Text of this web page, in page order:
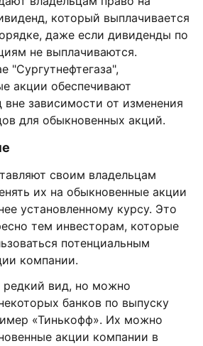
который выплачивается
даже если дивиденды по
не выплачиваются.
"Сургутнефтегаза",
акции обеспечивают
зависимости от изменения
для обыкновенных акций.
своим владельцам
их на обыкновенные акции
установленному курсу. Это
тем инвесторам, которые
потенциальным
компании.
редкий вид, но можно
банков по выпуску
«Тинькофф». Их можно
акции компании в